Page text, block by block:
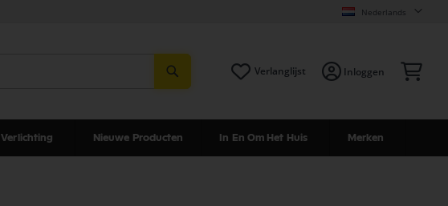
Nederlands
Verlanglijst Inloggen
Verlichting Nieuwe Producten In En Om Het Huis Merken